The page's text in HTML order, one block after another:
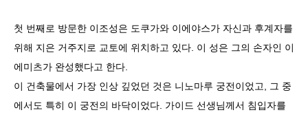
첫 번째로 방문한 이조성은 도쿠가와 이에야스가 자신과 후계자를
위해 지은 거주지로 교토에 위치하고 있다. 이 성은 그의 손자인 이
에미츠가 완성했다고 한다.
이 건축물에서 가장 인상 깊었던 것은 니노마루 궁전이었고, 그 중
에서도 특히 이 궁전의 바닥이었다. 가이드 선생님께서 침입자를